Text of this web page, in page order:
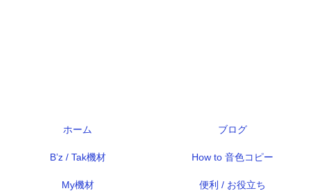
ホーム ブログ
B’z / Tak機材 How to 音色コピー
My機材 便利 / お役立ち